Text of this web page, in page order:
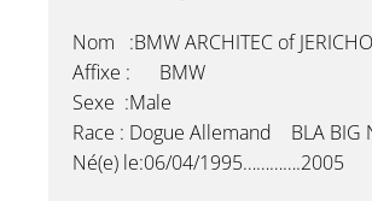
Nom :BMW ARCHITEC of JERICHO
Affixe : BMW
Sexe :Male
Race : Dogue Allemand BLA BIG
Né(e) le:06/04/1995………….2005